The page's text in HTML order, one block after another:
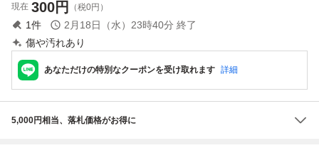
現在 300円 （税0円）
1件 2月18日（水）23時40分 終了
傷や汚れあり
あなただけの特別なクーポンを受け取れます 詳細
5,000円相当、落札価格がお得に